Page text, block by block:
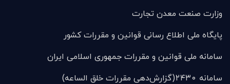
وزارت صنعت معدن تجارت
پایگاه ملی اطلاع رسانی قوانین و مقررات کشور
سامانه ملی قوانين و مقررات جمهوری اسلامی ایران
سامانه ۲۴۳۰(گزارش‌دهی مقررات خلق الساعه)